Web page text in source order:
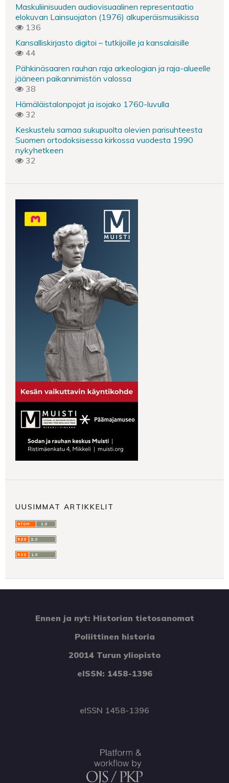
Maskuliinisuuden audiovisuaalinen representaatio
elokuvan Lainsuojaton (1976) alkuperäismusiikissa
136
Kansalliskirjasto digitoi – tutkijoille ja kansalaisille
44
Pähkinäsaaren rauhan raja arkeologian ja raja-alueelle
jääneen paikannimistön valossa
38
Hämäläistalonpojat ja isojako 1760-luvulla
32
Keskustelu samaa sukupuolta olevien parisuhteesta
Suomen ortodoksisessa kirkossa vuodesta 1990
nykyhetkeen
32
UUSIMMAT ARTIKKELIT
Ennen ja nyt: Historian tietosanomat
Poliittinen historia
20014 Turun yliopisto
eISSN: 1458-1396
eISSN 1458-1396